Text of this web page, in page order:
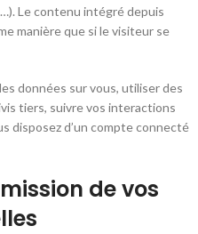
Le contenu intégré depuis
manière que si le visiteur se
données sur vous, utiliser des
tiers, suivre vos interactions
disposez d’un compte connecté
de vos